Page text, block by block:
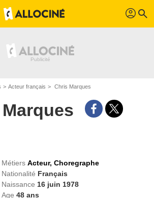
profil search
Acteur français Chris Marques
MétiersActeur,Choregraphe
Nationalité Français
Naissance 16 juin 1978
Age48 ans